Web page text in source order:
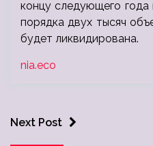
концу следующего года
порядка двух тысяч
будет ликвидирована.
nia.eco
Next Post